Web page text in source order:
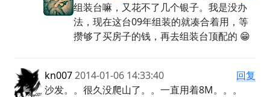
组装台嘛，又花不了几个银子。我是没办
法，现在这台09年组装的就凑合着用，等
攒够了买房子的钱，再去组装台顶配的 😁
kn0072014-01-06 14:33:40
回复
沙发。。很久没爬山了。。一直用着8M。。。